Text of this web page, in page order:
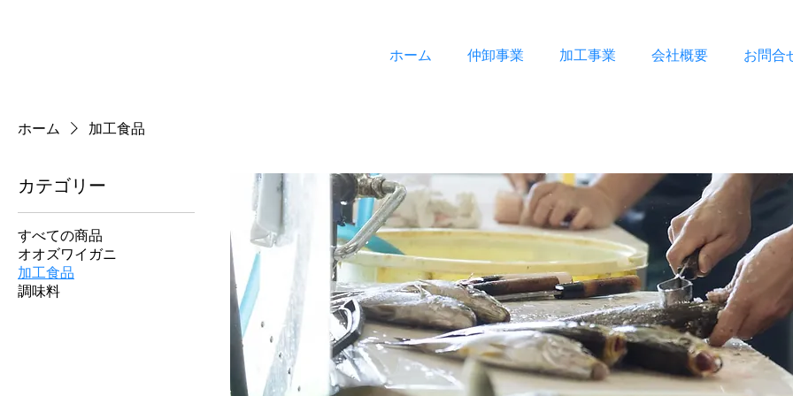
ホーム 仲卸事業 加工事業 会社概要 お問合
ホーム 加工食品
カテゴリー
すべての商品
オオズワイガニ
加工食品
調味料